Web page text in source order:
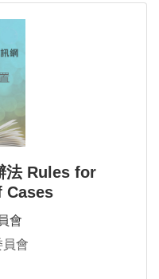
法 Rules for
Cases
會
員會